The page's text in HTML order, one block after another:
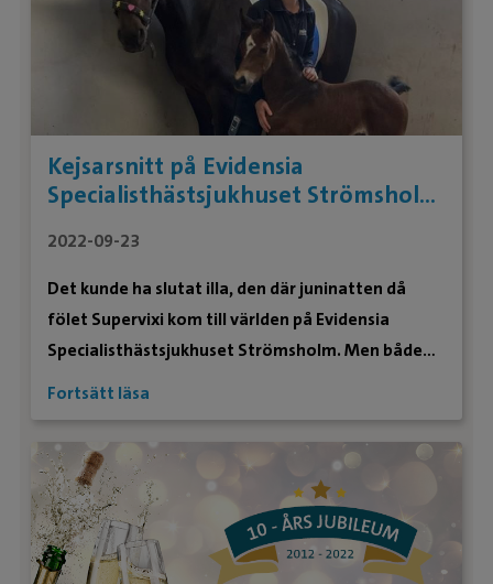
Kejsarsnitt på Evidensia
Specialisthästsjukhuset Strömsholm
2022-09-23
Det kunde ha slutat illa, den där juninatten då
fölet Supervixi kom till världen på Evidensia
Specialisthästsjukhuset Strömsholm. Men både
den lilla kämpen och hennes mamma Astrid
låga. Supervixi (som betyder överleva på latin) har
på sina få levnadsmånader visat att trots hennes
skakiga start, så är hon långt ifrån uträknad. Nu
har hon vunnit Örebro läns fölchampionat.
Fortsätt läsa